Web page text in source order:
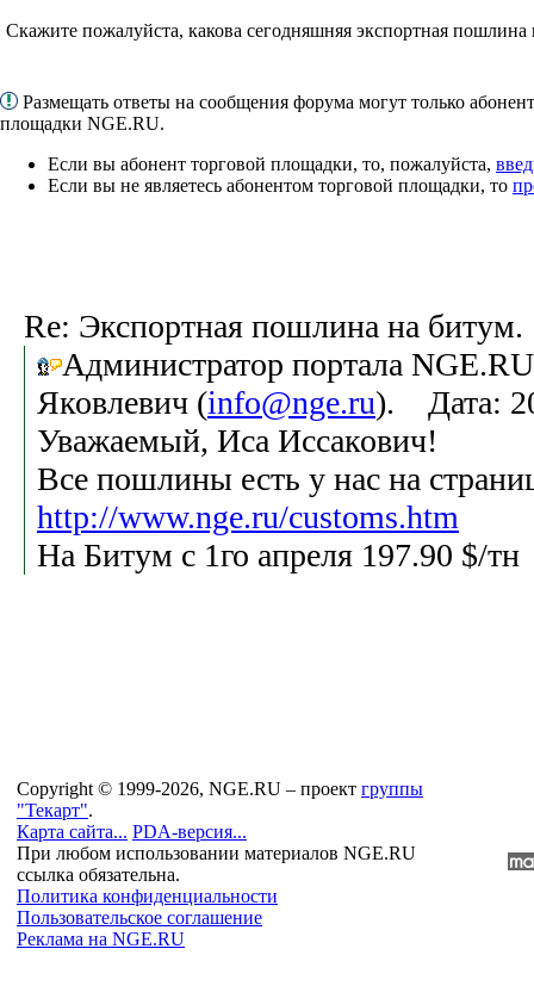
Скажите пожалуйста, какова сегодняшняя экспортная пошлина
Размещать ответы на сообщения форума могут только
площадки NGE.RU.
Если вы абонент торговой площадки, то, пожалуйста,
Если вы не являетесь абонентом торговой площадки, то
Re: Экспортная пошлина на битум.
Администратор портала
Яковлевич (info@nge.ru). Дата:
Уважаемый, Иса Иссакович!
Все пошлины есть у нас на
http://www.nge.ru/customs.htm
На Битум с 1го апреля 197.90 $/тн
Copyright © 1999-2026, NGE.RU – проект группы
"Текарт".
Карта сайта... PDA-версия...
При любом использовании материалов NGE.RU
ссылка обязательна.
Политика конфиденциальности
Пользовательское соглашение
Реклама на NGE.RU